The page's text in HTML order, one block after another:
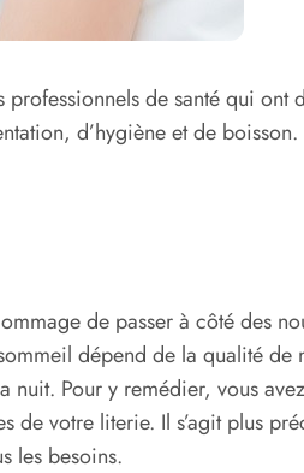
de santé qui
d’hygiène et de
de passer à côté des
dépend de la qualité de
Pour y remédier, vous
votre literie. Il s’agit plus
les besoins.